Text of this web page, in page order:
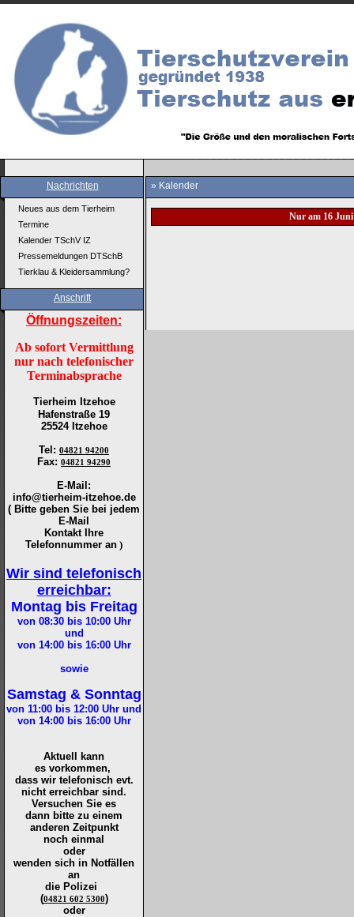
Nachrichten
Neues aus dem Tierheim
Termine
Kalender TSchV IZ
Pressemeldungen DTSchB
Tierklau & Kleidersammlung?
Anschrift
Öffnungszeiten:
Ab sofort Vermittlung
nur nach telefonischer
Terminabsprache
Tierheim Itzehoe
Hafenstraße 19
25524 Itzehoe
Tel : 04821 94200
Fax: 04821 94290
E-Mail:
info@tierheim-itzehoe.de
( Bitte geben Sie bei jedem
E-Mail
Kontakt Ihre
Telefonnummer an )
Wir sind telefonisch
erreichbar:
Montag bis Freitag
von 08:30 bis 10:00Uhr
und
von 14:00 bis 16:00Uhr
sowie
Samstag & Sonntag
von 11:00 bis 12:00 Uhr und
von 14:00 bis 16:00Uhr
Aktuell kann
es vorkommen,
dass wir telefonisch evt.
nicht erreichbar sind.
Versuchen Sie es
dann bitte zu einem
anderen Zeitpunkt
noch einmal
oder
wenden sich in Notfällen
an
die Polizei
(04821 602 5300)
oder
» Kalender
Nur am 16 Juni